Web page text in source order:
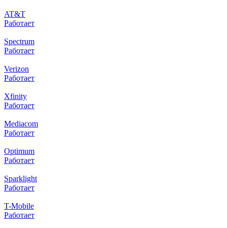
AT&T
Работает
Spectrum
Работает
Verizon
Работает
Xfinity
Работает
Mediacom
Работает
Optimum
Работает
Sparklight
Работает
T-Mobile
Работает